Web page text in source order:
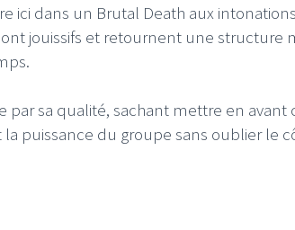
ici dans un Brutal Death aux
jouissifs et retournent une structure
par sa qualité, sachant mettre en
puissance du groupe sans oublier le